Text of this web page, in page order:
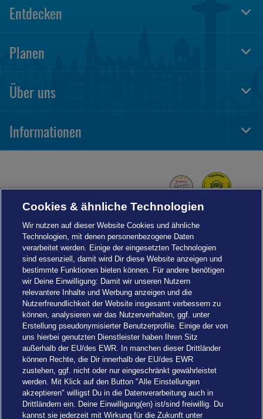
Entdecken
Planen
Über uns
Informationen
Einstellungen
Cookies & ähnliche Technologien
Wir nutzen auf dieser Website Cookies und ähnliche
Technologien, mit denen personenbezogene Daten
verarbeitet werden. Einige der eingesetzten Technologien
sind essenziell, damit wird Dir diese Website anzeigen und
bestimmte Funktionen bieten können. Für andere benötigen
wir Deine Einwilligung: Damit wir unseren Nutzern
relevantere Inhalte und Werbung anzeigen und die
Nutzerfreundlichkeit der Website insgesamt verbessern zu
können, analysieren wir das Nutzerverhalten, ggf. unter
Erstellung pseudonymisierter Benutzerprofile. Einige der von
uns hierbei genutzten Dienstleister haben Ihren Sitz
außerhalb der EU/des EWR. In manchen dieser Drittländer
können Rechte, die Dir innerhalb der EU/des EWR
zustehen, ggf. nicht oder nur eingeschränkt gewährleistet
werden. Mit Klick auf den Button "Alle Einstellungen
akzeptieren" willigst Du in die Datenverarbeitung auch in
Drittländern ein. Deine Einwilligung(en) ist/sind freiwillig. Du
kannst sie jederzeit mit Wirkung für die Zukunft unter